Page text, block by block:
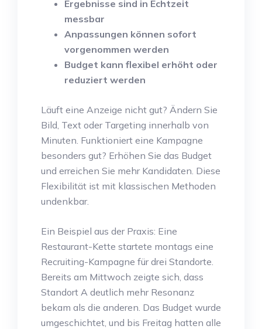
Ergebnisse sind in Echtzeit
messbar
Anpassungen können sofort
vorgenommen werden
Budget kann flexibel erhöht oder
reduziert werden
Läuft eine Anzeige nicht gut? Ändern Sie
Bild, Text oder Targeting innerhalb von
Minuten. Funktioniert eine Kampagne
besonders gut? Erhöhen Sie das Budget
und erreichen Sie mehr Kandidaten. Diese
Flexibilität ist mit klassischen Methoden
undenkbar.
Ein Beispiel aus der Praxis: Eine
Restaurant-Kette startete montags eine
Recruiting-Kampagne für drei Standorte.
Bereits am Mittwoch zeigte sich, dass
Standort A deutlich mehr Resonanz
bekam als die anderen. Das Budget wurde
umgeschichtet, und bis Freitag hatten alle